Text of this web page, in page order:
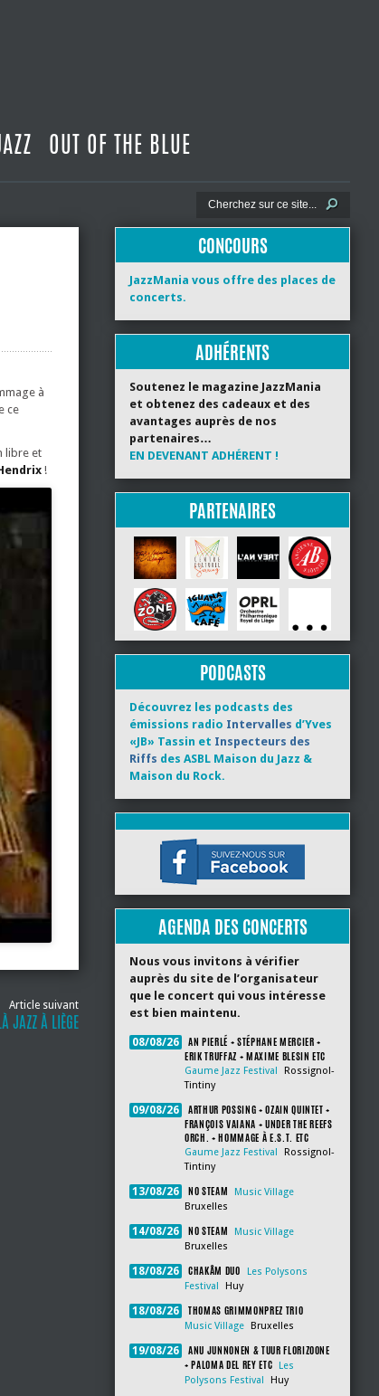
OUT OF THE BLUE
à
ce
libre et
!
Article suivant
JAZZ À LIÈGE
CONCOURS
JazzMania vous offre des places de
concerts.
ADHÉRENTS
Soutenez le magazine JazzMania
et obtenez des cadeaux et des
avantages auprès de nos
partenaires…
EN DEVENANT ADHÉRENT !
PARTENAIRES
PODCASTS
Découvrez les podcasts des
émissions radio Intervalles d’Yves
«JB» Tassin et Inspecteurs des
Riffs des ASBL Maison du Jazz &
Maison du Rock.
AGENDA DES CONCERTS
Nous vous invitons à vérifier
auprès du site de l’organisateur
que le concert qui vous intéresse
est bien maintenu.
08/08/26
AN PIERLÉ + STÉPHANE MERCIER +
ERIK TRUFFAZ + MAXIME BLESIN ETC
Gaume Jazz Festival
Rossignol-
Tintiny
09/08/26
ARTHUR POSSING + OZAIN QUINTET +
FRANÇOIS VAIANA + UNDER THE REEFS
ORCH. + HOMMAGE À E.S.T. ETC
Gaume Jazz Festival
Rossignol-
Tintiny
13/08/26 NO STEAM
Music Village
Bruxelles
14/08/26 NO STEAM
Music Village
Bruxelles
18/08/26 CHAKÂM DUO
Les Polysons
Festival
Huy
18/08/26 THOMAS GRIMMONPREZ TRIO
Music Village Bruxelles
19/08/26
ANU JUNNONEN & TUUR FLORIZOONE
+ PALOMA DEL REY ETC
Les
Polysons Festival
Huy